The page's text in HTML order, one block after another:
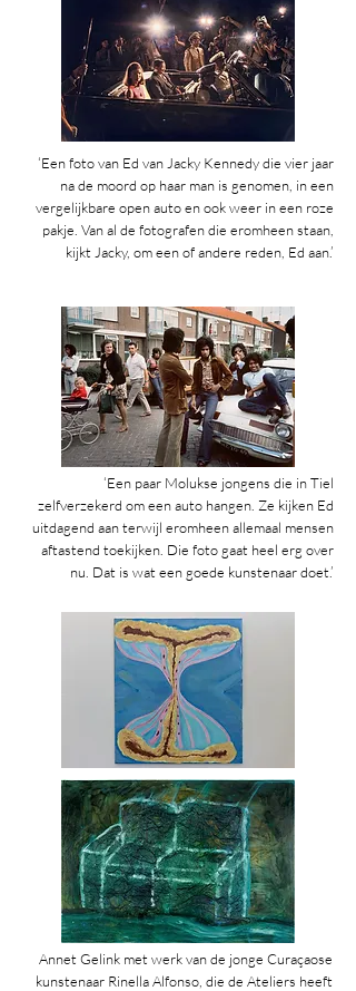
‘Een foto van Ed van Jacky Kennedy die vier jaar
na de moord op haar man is genomen, in een
vergelijkbare open auto en ook weer in een roze
pakje. Van al de fotografen die eromheen staan,
kijkt Jacky, om een of andere reden, Ed aan.’
‘Een paar Molukse jongens die in Tiel
zelfverzekerd om een auto hangen. Ze kijken Ed
uitdagend aan terwijl eromheen allemaal mensen
aftastend toekijken. Die foto gaat heel erg over
nu. Dat is wat een goede kunstenaar doet.’
Annet Gelink met werk van de jonge Curaçaose
kunstenaar Rinella Alfonso, die de Ateliers heeft